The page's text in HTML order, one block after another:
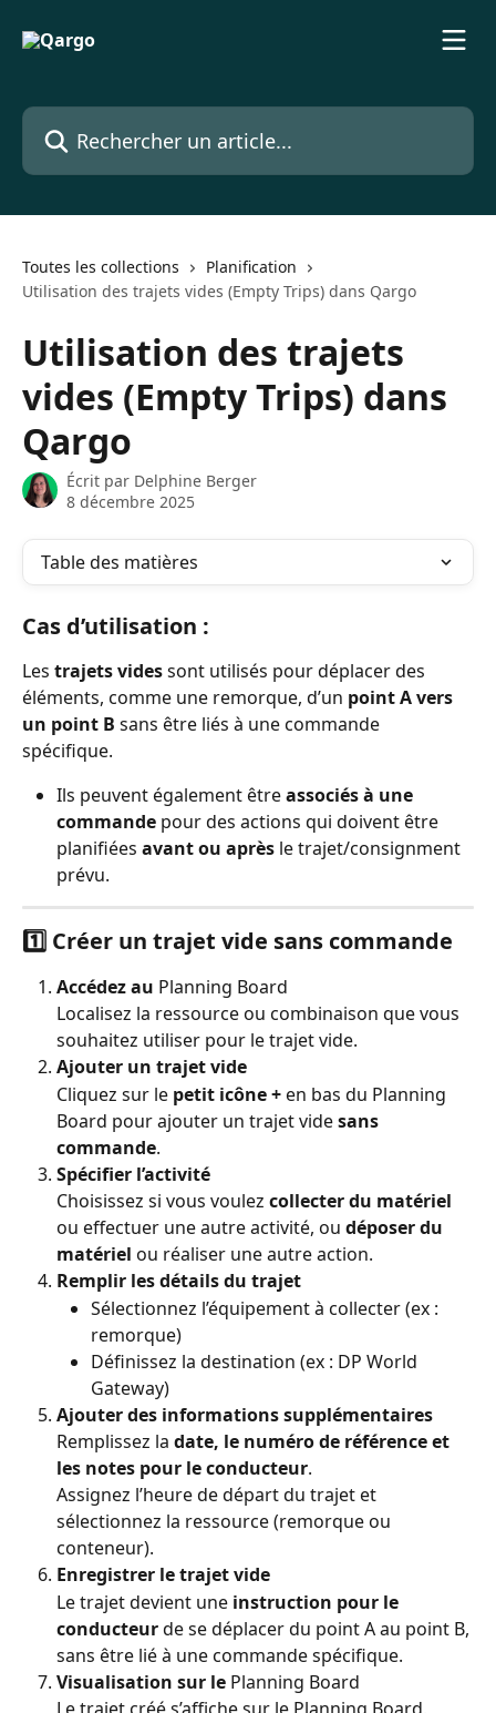
Rechercher un article...
Toutes les collections
Planification
Utilisation des trajets vides (Empty Trips) dans Qargo
Utilisation des trajets
vides (Empty Trips) dans
Qargo
Écrit par Delphine Berger
8 décembre 2025
Table des matières
Cas d’utilisation :
Les trajets vides sont utilisés pour déplacer des
éléments, comme une remorque, d’un point A vers
un point B sans être liés à une commande
spécifique.
Ils peuvent également être associés à une
commande pour des actions qui doivent être
planifiées avant ou après le trajet/consignment
prévu.
1️⃣ Créer un trajet vide sans commande
Accédez au Planning Board
Localisez la ressource ou combinaison que vous
souhaitez utiliser pour le trajet vide.
Ajouter un trajet vide
Cliquez sur le petit icône + en bas du Planning
Board pour ajouter un trajet vide sans
commande.
Spécifier l’activité
Choisissez si vous voulez collecter du matériel
ou effectuer une autre activité, ou déposer du
matériel ou réaliser une autre action.
Remplir les détails du trajet
Sélectionnez l’équipement à collecter (ex :
remorque)
Définissez la destination (ex : DP World
Gateway)
Ajouter des informations supplémentaires
Remplissez la date, le numéro de référence et
les notes pour le conducteur.
Assignez l’heure de départ du trajet et
sélectionnez la ressource (remorque ou
conteneur).
Enregistrer le trajet vide
Le trajet devient une instruction pour le
conducteur de se déplacer du point A au point B,
sans être lié à une commande spécifique.
Visualisation sur le Planning Board